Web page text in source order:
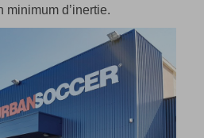
minimum d’inertie.